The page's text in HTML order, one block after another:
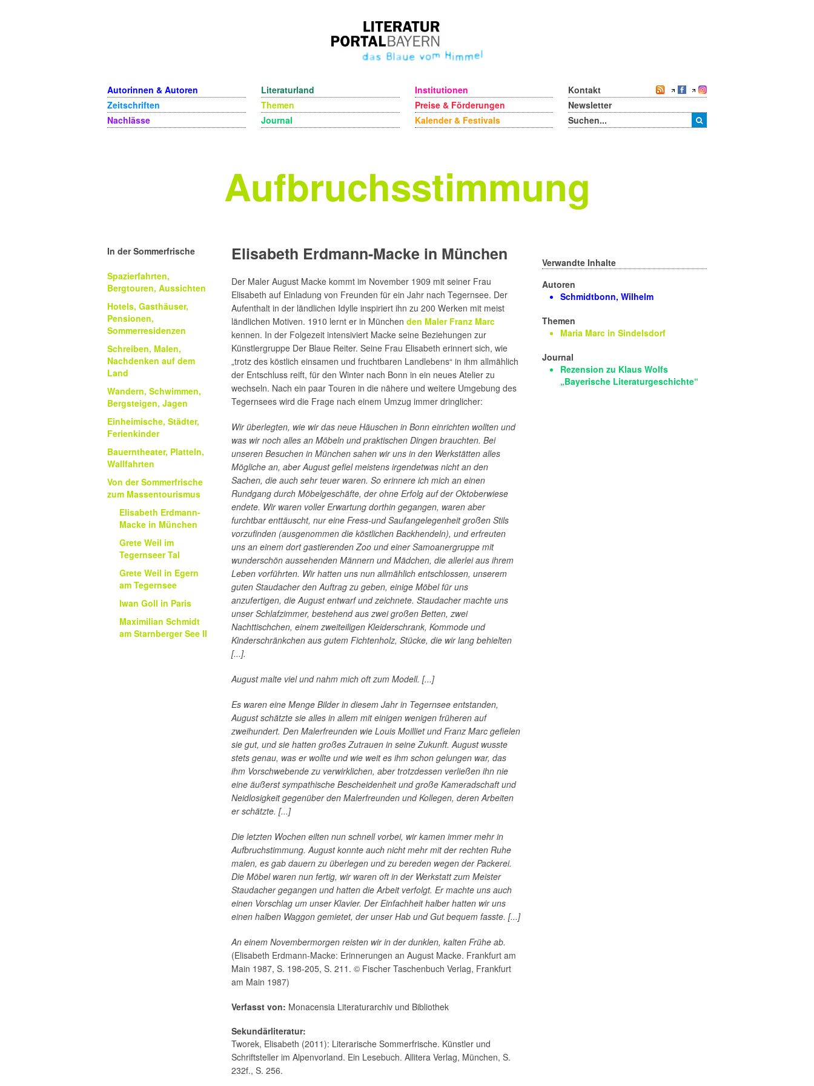
Autorinnen & Autoren
Zeitschriften
Nachlässe
Literaturland
Themen
Journal
Institutionen
Preise & Förderungen
Kalender & Festivals
Kontakt
Newsletter
Aufbruchsstimmung
In der Sommerfrische
Spazierfahrten,
Bergtouren, Aussichten
Hotels, Gasthäuser,
Pensionen,
Sommerresidenzen
Schreiben, Malen,
Nachdenken auf dem
Land
Wandern, Schwimmen,
Bergsteigen, Jagen
Einheimische, Städter,
Ferienkinder
Bauerntheater, Platteln,
Wallfahrten
Von der Sommerfrische
zum Massentourismus
Elisabeth Erdmann-
Macke in München
Grete Weil im
Tegernseer Tal
Grete Weil in Egern
am Tegernsee
Iwan Goll in Paris
Maximilian Schmidt
am Starnberger See II
Elisabeth Erdmann-Macke in München
Der Maler August Macke kommt im November 1909 mit seiner Frau
Elisabeth auf Einladung von Freunden für ein Jahr nach Tegernsee. Der
Aufenthalt in der ländlichen Idylle inspiriert ihn zu 200 Werken mit meist
ländlichen Motiven. 1910 lernt er in München den Maler Franz Marc
kennen. In der Folgezeit intensiviert Macke seine Beziehungen zur
Künstlergruppe Der Blaue Reiter. Seine Frau Elisabeth erinnert sich, wie
„trotz des köstlich einsamen und fruchtbaren Landlebens“ in ihm allmählich
der Entschluss reift, für den Winter nach Bonn in ein neues Atelier zu
wechseln. Nach ein paar Touren in die nähere und weitere Umgebung des
Tegernsees wird die Frage nach einem Umzug immer dringlicher:
Wir überlegten, wie wir das neue Häuschen in Bonn einrichten wollten und
was wir noch alles an Möbeln und praktischen Dingen brauchten. Bei
unseren Besuchen in München sahen wir uns in den Werkstätten alles
Mögliche an, aber August gefiel meistens irgendetwas nicht an den
Sachen, die auch sehr teuer waren. So erinnere ich mich an einen
Rundgang durch Möbelgeschäfte, der ohne Erfolg auf der Oktoberwiese
endete. Wir waren voller Erwartung dorthin gegangen, waren aber
furchtbar enttäuscht, nur eine Fress-und Saufangelegenheit großen Stils
vorzufinden (ausgenommen die köstlichen Backhendeln), und erfreuten
uns an einem dort gastierenden Zoo und einer Samoanergruppe mit
wunderschön aussehenden Männern und Mädchen, die allerlei aus ihrem
Leben vorführten. Wir hatten uns nun allmählich entschlossen, unserem
guten Staudacher den Auftrag zu geben, einige Möbel für uns
anzufertigen, die August entwarf und zeichnete. Staudacher machte uns
unser Schlafzimmer, bestehend aus zwei großen Betten, zwei
Nachttischchen, einem zweiteiligen Kleiderschrank, Kommode und
Kinderschränkchen aus gutem Fichtenholz, Stücke, die wir lang behielten
[...].
August malte viel und nahm mich oft zum Modell. [...]
Es waren eine Menge Bilder in diesem Jahr in Tegernsee entstanden,
August schätzte sie alles in allem mit einigen wenigen früheren auf
zweihundert. Den Malerfreunden wie Louis Moilliet und Franz Marc gefielen
sie gut, und sie hatten großes Zutrauen in seine Zukunft. August wusste
stets genau, was er wollte und wie weit es ihm schon gelungen war, das
ihm Vorschwebende zu verwirklichen, aber trotzdessen verließen ihn nie
eine äußerst sympathische Bescheidenheit und große Kameradschaft und
Neidlosigkeit gegenüber den Malerfreunden und Kollegen, deren Arbeiten
er schätzte. [...]
Die letzten Wochen eilten nun schnell vorbei, wir kamen immer mehr in
Aufbruchstimmung. August konnte auch nicht mehr mit der rechten Ruhe
malen, es gab dauern zu überlegen und zu bereden wegen der Packerei.
Die Möbel waren nun fertig, wir waren oft in der Werkstatt zum Meister
Staudacher gegangen und hatten die Arbeit verfolgt. Er machte uns auch
einen Vorschlag um unser Klavier. Der Einfachheit halber hatten wir uns
einen halben Waggon gemietet, der unser Hab und Gut bequem fasste. [...]
An einem Novembermorgen reisten wir in der dunklen, kalten Frühe ab.
(Elisabeth Erdmann-Macke: Erinnerungen an August Macke. Frankfurt am
Main 1987, S. 198-205, S. 211. © Fischer Taschenbuch Verlag, Frankfurt
am Main 1987)
Verfasst von: Monacensia Literaturarchiv und Bibliothek
Sekundärliteratur:
Tworek, Elisabeth (2011): Literarische Sommerfrische. Künstler und
Schriftsteller im Alpenvorland. Ein Lesebuch. Allitera Verlag, München, S.
232f., S. 256.
Verwandte Inhalte
Autoren
Schmidtbonn, Wilhelm
Themen
Maria Marc in Sindelsdorf
Journal
Rezension zu Klaus Wolfs
„Bayerische Literaturgeschichte“